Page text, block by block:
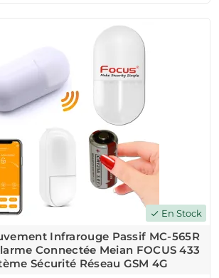
check En Stock
Infrarouge Passif MC-565R
Connectée Meian FOCUS 433
Sécurité Réseau GSM 4G